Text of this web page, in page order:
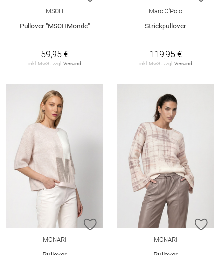
MSCH
Pullover "MSCHMonde"
59,95 €
inkl. MwSt. zzgl. Versand
Marc O'Polo
Strickpullover
119,95 €
inkl. MwSt. zzgl. Versand
ZUR WUNSCHLISTE HINZUFÜGEN
MONARI MONARI